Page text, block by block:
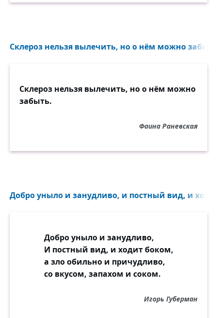
Склероз нельзя вылечить, но о нём можно
Склероз нельзя вылечить, но о нём можно
забыть.
Фаина Раневская
Добро уныло и занудливо, и постный вид, и
Добро уныло и занудливо,
И постный вид, и ходит боком,
а зло обильно и причудливо,
со вкусом, запахом и соком.
Игорь Губерман